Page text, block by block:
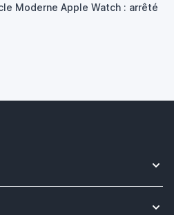
Moderne Apple Watch : arrêté